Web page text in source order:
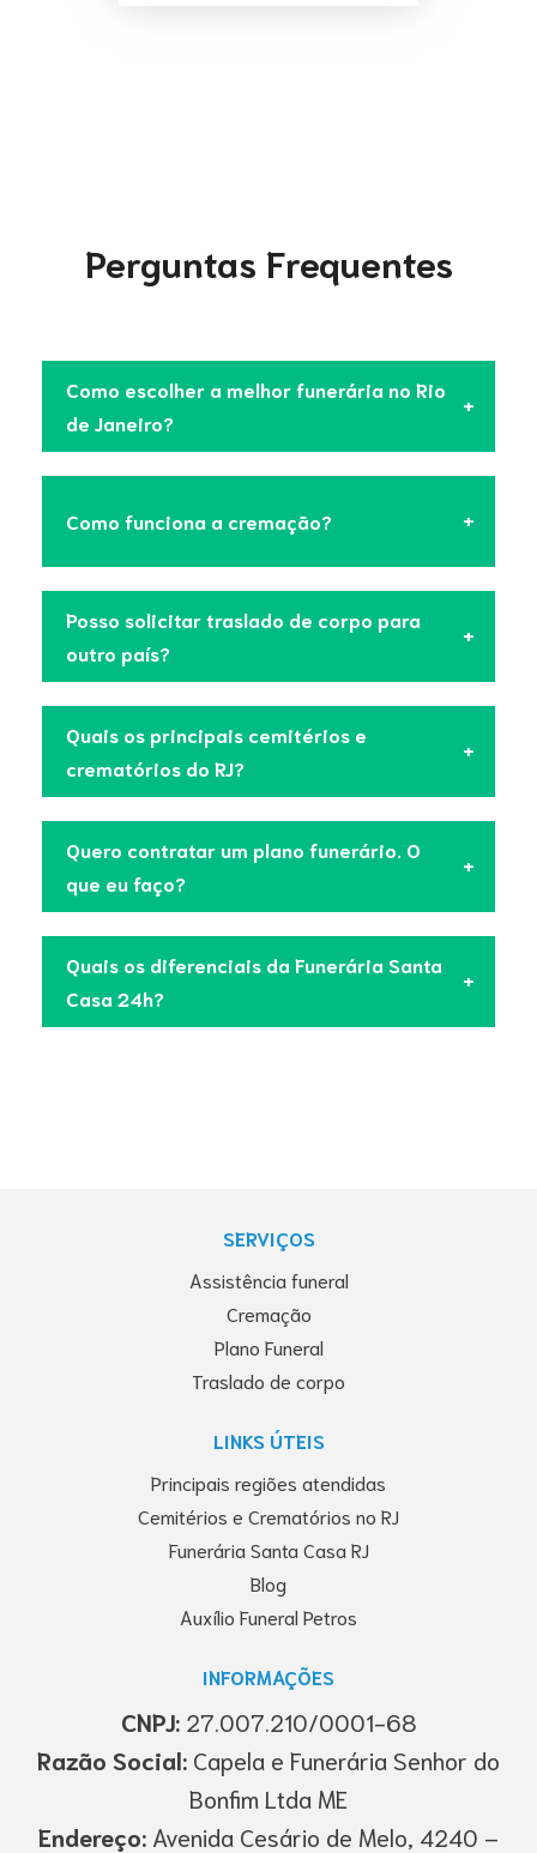
Perguntas Frequentes
Como escolher a melhor funerária no Rio
de Janeiro?
Como funciona a cremação?
Posso solicitar traslado de corpo para
outro país?
Quais os principais cemitérios e
crematórios do RJ?
Quero contratar um plano funerário. O
que eu faço?
Quais os diferenciais da Funerária Santa
Casa 24h?
SERVIÇOS
Assistência funeral
Cremação
Plano Funeral
Traslado de corpo
LINKS ÚTEIS
Principais regiões atendidas
Cemitérios e Crematórios no RJ
Funerária Santa Casa RJ
Blog
Auxílio Funeral Petros
INFORMAÇÕES
CNPJ:27.007.210/0001-68
Razão Social: Capela e Funerária Senhor do
Bonfim Ltda ME
Endereço: Avenida Cesário de Melo, 4240 –